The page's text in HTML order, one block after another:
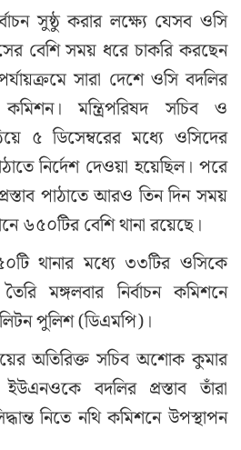
সুষ্ঠু করার লক্ষ্যে যেসব ওসি
বেশি সময় ধরে চাকরি করছেন
সারা দেশে ওসি বদলির
কমিশন। মন্ত্রিপরিষদ সচিব ও
৫ ডিসেম্বরের মধ্যে ওসিদের
নির্দেশ দেওয়া হয়েছিল। পরে
পাঠাতে আরও তিন দিন সময়
৬৫০টির বেশি থানা রয়েছে।
থানার মধ্যে ৩৩টির ওসিকে
মঙ্গলবার নির্বাচন কমিশনে
পুলিশ (ডিএমপি)।
অতিরিক্ত সচিব অশোক কুমার
বদলির প্রস্তাব তাঁরা
নিতে নথি কমিশনে উপস্থাপন